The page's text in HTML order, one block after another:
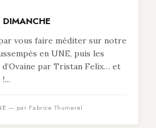
vous faire méditer sur notre
en UNE, puis les
par Tristan Felix… et
— par Fabrice Thumerel